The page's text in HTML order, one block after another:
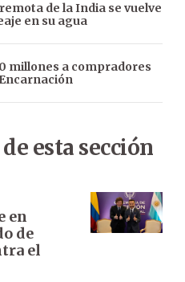
de la India se vuelve
en su agua
millones a compradores
esta sección
en
de
el